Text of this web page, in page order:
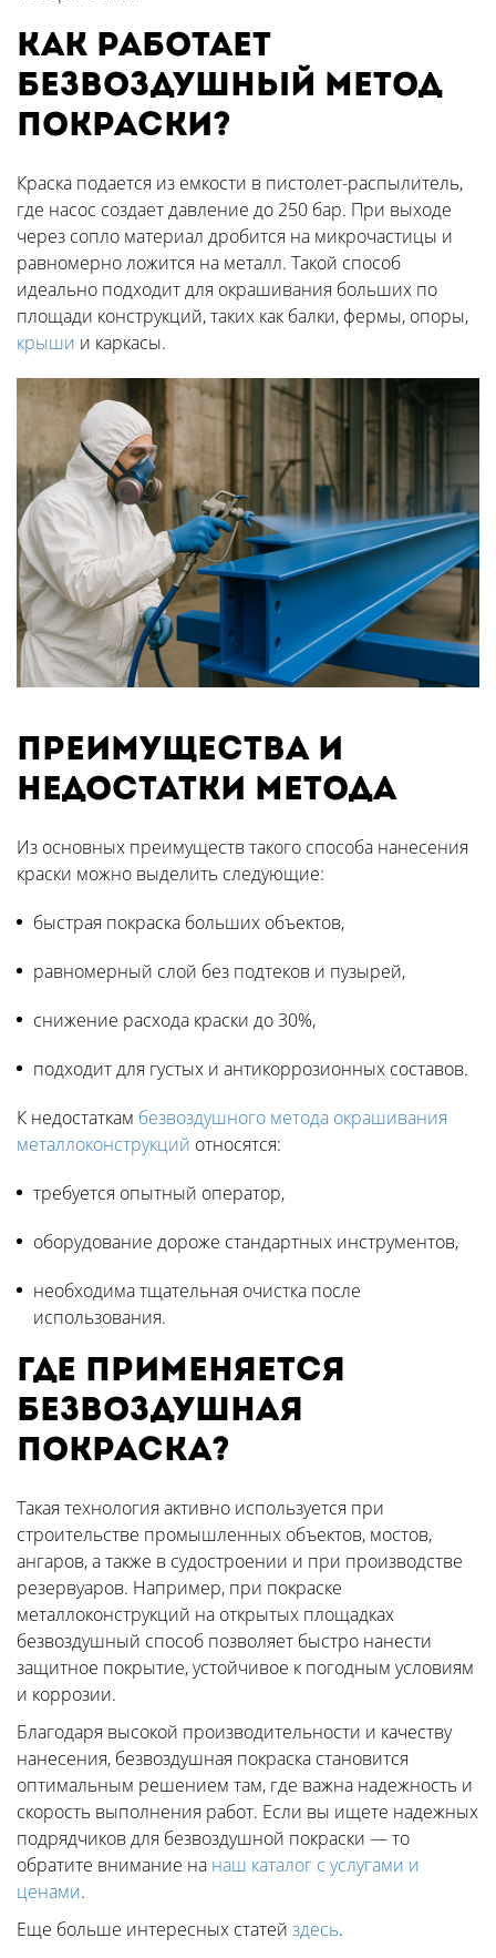
Как работает
безвоздушный метод
покраски?
Краска подается из емкости в пистолет-распылитель,
где насос создает давление до 250 бар. При выходе
через сопло материал дробится на микрочастицы и
равномерно ложится на металл. Такой способ
идеально подходит для окрашивания больших по
площади конструкций, таких как балки, фермы, опоры,
крыши и каркасы.
Преимущества и
недостатки метода
Из основных преимуществ такого способа нанесения
краски можно выделить следующие:
быстрая покраска больших объектов,
равномерный слой без подтеков и пузырей,
снижение расхода краски до 30%,
подходит для густых и антикоррозионных составов.
К недостаткам безвоздушного метода окрашивания
металлоконструкций относятся:
требуется опытный оператор,
оборудование дороже стандартных инструментов,
необходима тщательная очистка после
использования.
Где применяется
безвоздушная
покраска?
Такая технология активно используется при
строительстве промышленных объектов, мостов,
ангаров, а также в судостроении и при производстве
резервуаров. Например, при покраске
металлоконструкций на открытых площадках
безвоздушный способ позволяет быстро нанести
защитное покрытие, устойчивое к погодным условиям
и коррозии.
Благодаря высокой производительности и качеству
нанесения, безвоздушная покраска становится
оптимальным решением там, где важна надежность и
скорость выполнения работ. Если вы ищете надежных
подрядчиков для безвоздушной покраски — то
обратите внимание на наш каталог с услугами и
ценами.
Еще больше интересных статей здесь.